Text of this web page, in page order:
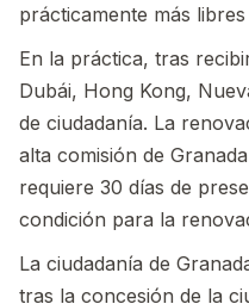
prácticamente más
En la práctica, tras
Dubái, Hong Kong,
de ciudadanía. La
alta comisión de
requiere 30 días de
condición para la
La ciudadanía de
tras la concesión de la